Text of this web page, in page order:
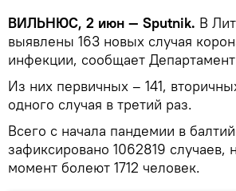
ВИЛЬНЮС, 2 июн — Sputnik. В
выявлены 163 новых случая
инфекции, сообщает Департамент
Из них первичных – 141,
одного случая в третий раз.
Всего с начала пандемии в
зафиксировано 1062819 случаев,
момент болеют 1712 человек.